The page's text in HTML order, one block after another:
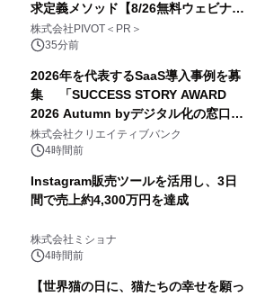
求定義メソッド【8/26無料ウェビナ
ー】株式会社PIVOT
株式会社PIVOT＜PR＞
35分前
2026年を代表するSaaS導入事例を募
集 「SUCCESS STORY AWARD
2026 Autumn byデジタル化の窓口」
開催
株式会社クリエイティブバンク
4時間前
Instagram販売ツールを活用し、3日
間で売上約4,300万円を達成
株式会社ミショナ
4時間前
【世界猫の日に、猫たちの幸せを願っ